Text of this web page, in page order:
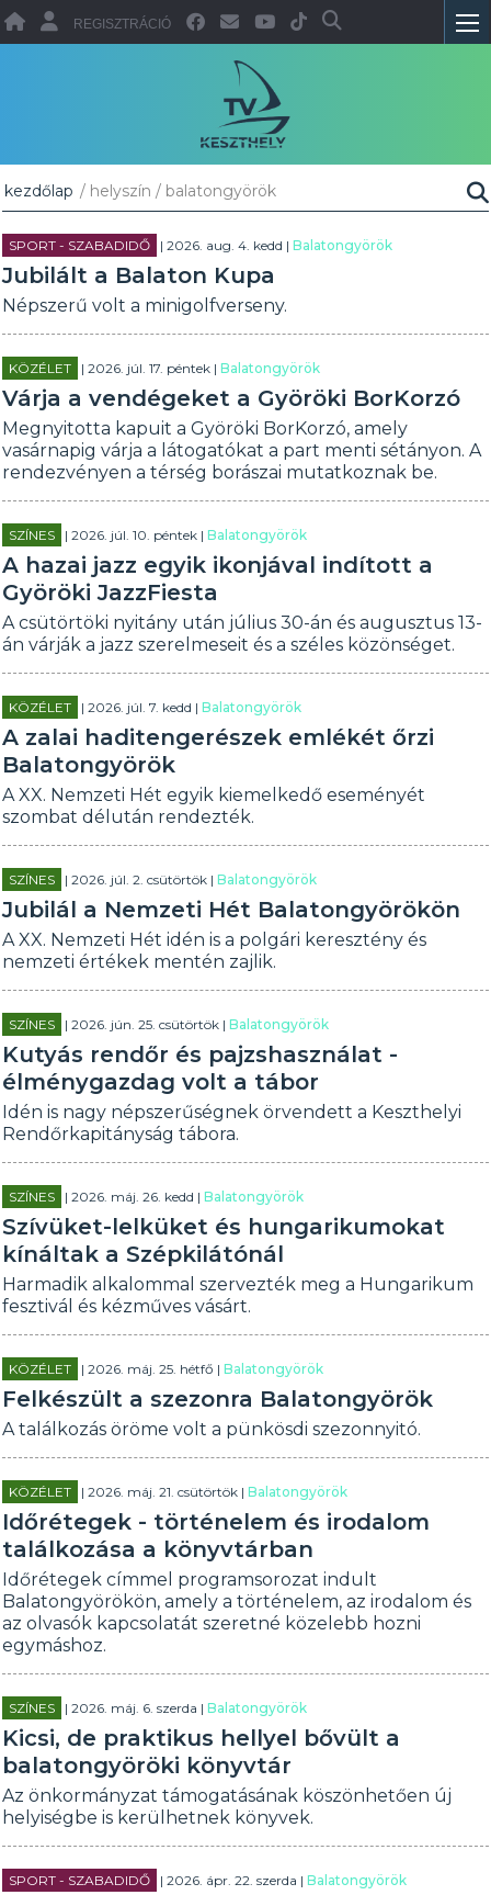
REGISZTRÁCIÓ
kezdőlap / helyszín / balatongyörök
SPORT - SZABADIDŐ | 2026. aug. 4. kedd |Balatongyörök
Jubilált a Balaton Kupa
Népszerű volt a minigolfverseny.
KÖZÉLET | 2026. júl. 17. péntek |Balatongyörök
Várja a vendégeket a Györöki BorKorzó
Megnyitotta kapuit a Györöki BorKorzó, amely
vasárnapig várja a látogatókat a part menti sétányon. A
rendezvényen a térség borászai mutatkoznak be.
SZÍNES | 2026. júl. 10. péntek |Balatongyörök
A hazai jazz egyik ikonjával indított a
Györöki JazzFiesta
A csütörtöki nyitány után július 30-án és augusztus 13-
án várják a jazz szerelmeseit és a széles közönséget.
KÖZÉLET | 2026. júl. 7. kedd |Balatongyörök
A zalai haditengerészek emlékét őrzi
Balatongyörök
A XX. Nemzeti Hét egyik kiemelkedő eseményét
szombat délután rendezték.
SZÍNES | 2026. júl. 2. csütörtök |Balatongyörök
Jubilál a Nemzeti Hét Balatongyörökön
A XX. Nemzeti Hét idén is a polgári keresztény és
nemzeti értékek mentén zajlik.
SZÍNES | 2026. jún. 25. csütörtök |Balatongyörök
Kutyás rendőr és pajzshasználat -
élménygazdag volt a tábor
Idén is nagy népszerűségnek örvendett a Keszthelyi
Rendőrkapitányság tábora.
SZÍNES | 2026. máj. 26. kedd |Balatongyörök
Szívüket-lelküket és hungarikumokat
kínáltak a Szépkilátónál
Harmadik alkalommal szervezték meg a Hungarikum
fesztivál és kézműves vásárt.
KÖZÉLET | 2026. máj. 25. hétfő |Balatongyörök
Felkészült a szezonra Balatongyörök
A találkozás öröme volt a pünkösdi szezonnyitó.
KÖZÉLET | 2026. máj. 21. csütörtök |Balatongyörök
Időrétegek - történelem és irodalom
találkozása a könyvtárban
Időrétegek címmel programsorozat indult
Balatongyörökön, amely a történelem, az irodalom és
az olvasók kapcsolatát szeretné közelebb hozni
egymáshoz.
SZÍNES | 2026. máj. 6. szerda |Balatongyörök
Kicsi, de praktikus hellyel bővült a
balatongyöröki könyvtár
Az önkormányzat támogatásának köszönhetően új
helyiségbe is kerülhetnek könyvek.
SPORT - SZABADIDŐ | 2026. ápr. 22. szerda |Balatongyörök